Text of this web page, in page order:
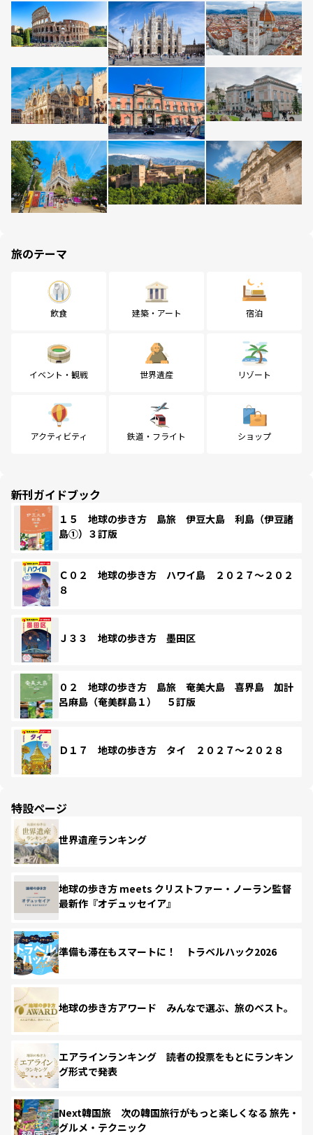
旅のテーマ
飲食 建築・アート 宿泊
イベント・観戦 世界遺産 リゾート
アクティビティ 鉄道・フライト ショップ
新刊ガイドブック
１５ 地球の歩き方 島旅 伊豆大島 利島（伊豆諸
島①）３訂版
Ｃ０２ 地球の歩き方 ハワイ島 ２０２７～２０２
８
Ｊ３３ 地球の歩き方 墨田区
０２ 地球の歩き方 島旅 奄美大島 喜界島 加計
呂麻島（奄美群島１） ５訂版
Ｄ１７ 地球の歩き方 タイ ２０２７～２０２８
特設ページ
世界遺産ランキング
地球の歩き方 meets クリストファー・ノーラン監督
最新作『オデュッセイア』
準備も滞在もスマートに！ トラベルハック2026
地球の歩き方アワード みんなで選ぶ、旅のベスト。
エアラインランキング 読者の投票をもとにランキン
グ形式で発表
Next韓国旅 次の韓国旅行がもっと楽しくなる 旅先・
グルメ・テクニック